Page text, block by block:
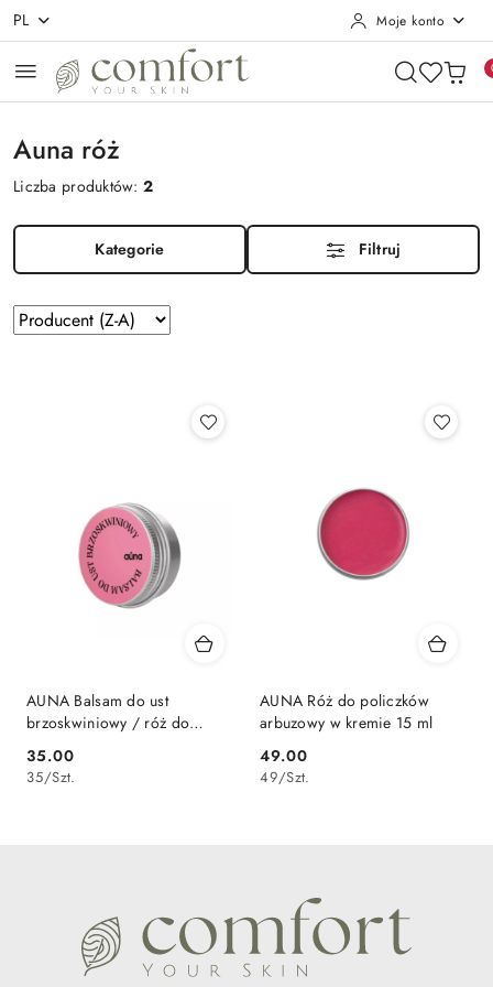
Przejdź do treści głównej
Przejdź do wyszukiwarki
Przejdź do moje konto
Przejdź do menu głównego
Przejdź do stopki
PL Moje konto
Auna róż
Liczba produktów:2
Kategorie Filtruj
Zastosowano
sortowanie:
Sortuj
według
AUNA Balsam do ust
brzoskwiniowy / róż do
policzków 15 ml
Cena:
35.00
35/Szt.
AUNA Róż do policzków
arbuzowy w kremie 15 ml
Cena:
49.00
49/Szt.